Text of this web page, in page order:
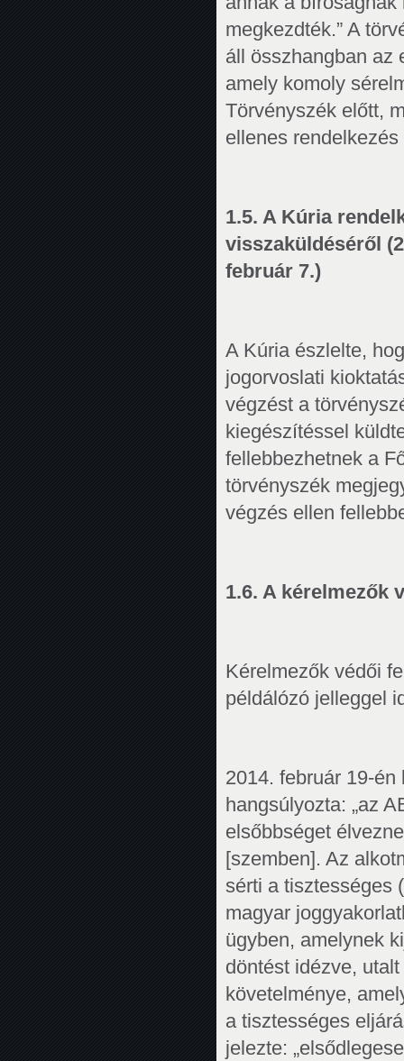
megkezdték.” A
áll összhangban az
amely komoly
Törvényszék előtt,
ellenes
1.5. A Kúria
visszaküldéséről
február 7.)
A Kúria észlelte,
jogorvoslati
végzést a
kiegészítéssel
fellebbezhetnek a
törvényszék
végzés ellen
1.6. A kérelmezők
Kérelmezők védői
példálózó jelleggel
2014. február 19-
hangsúlyozta: „az
elsőbbséget
[szemben]. Az
sérti a tisztességes
magyar
ügyben, amelynek
döntést idézve,
követelménye,
a tisztességes
jelezte: